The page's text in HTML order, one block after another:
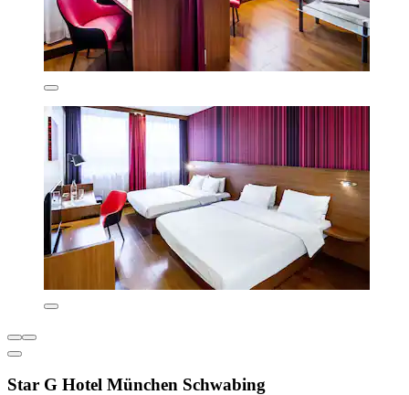
Star G Hotel München Schwabing